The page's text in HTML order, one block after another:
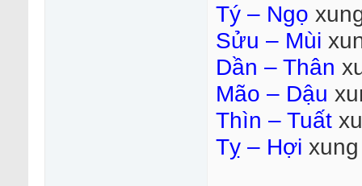
Tý – Ngọ
Sửu – Mùi
Dần – Thân
Mão – Dậu
Thìn – Tuất
Tỵ – Hợi